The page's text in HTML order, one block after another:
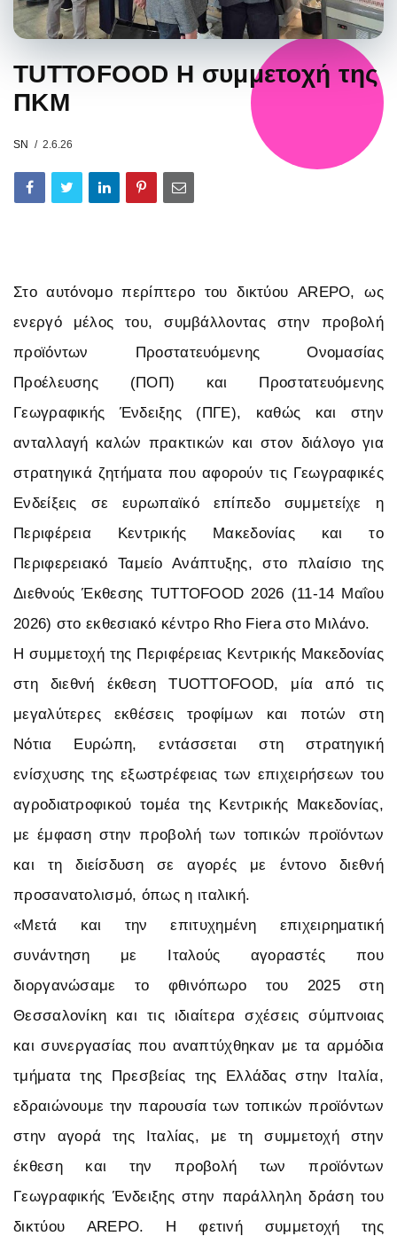
TUTTOFOOD Η συμμετοχή της
ΠΚΜ
SN 2.6.26
Στο αυτόνομο περίπτερο του δικτύου AREPO, ως
ενεργό μέλος του, συμβάλλοντας στην προβολή
προϊόντων Προστατευόμενης Ονομασίας
Προέλευσης (ΠΟΠ) και Προστατευόμενης
Γεωγραφικής Ένδειξης (ΠΓΕ), καθώς και στην
ανταλλαγή καλών πρακτικών και στον διάλογο για
στρατηγικά ζητήματα που αφορούν τις Γεωγραφικές
Ενδείξεις σε ευρωπαϊκό επίπεδο συμμετείχε η
Περιφέρεια Κεντρικής Μακεδονίας και το
Περιφερειακό Ταμείο Ανάπτυξης, στο πλαίσιο της
Διεθνούς Έκθεσης TUTTOFOOD 2026 (11-14 Μαΐου
2026) στο εκθεσιακό κέντρο Rho Fiera στο Μιλάνο.
Η συμμετοχή της Περιφέρειας Κεντρικής Μακεδονίας
στη διεθνή έκθεση TUOTTOFOOD, μία από τις
μεγαλύτερες εκθέσεις τροφίμων και ποτών στη
Νότια Ευρώπη, εντάσσεται στη στρατηγική
ενίσχυσης της εξωστρέφειας των επιχειρήσεων του
αγροδιατροφικού τομέα της Κεντρικής Μακεδονίας,
με έμφαση στην προβολή των τοπικών προϊόντων
και τη διείσδυση σε αγορές με έντονο διεθνή
προσανατολισμό, όπως η ιταλική.
«Μετά και την επιτυχημένη επιχειρηματική
συνάντηση με Ιταλούς αγοραστές που
διοργανώσαμε το φθινόπωρο του 2025 στη
Θεσσαλονίκη και τις ιδιαίτερα σχέσεις σύμπνοιας
και συνεργασίας που αναπτύχθηκαν με τα αρμόδια
τμήματα της Πρεσβείας της Ελλάδας στην Ιταλία,
εδραιώνουμε την παρουσία των τοπικών προϊόντων
στην αγορά της Ιταλίας, με τη συμμετοχή στην
έκθεση και την προβολή των προϊόντων
Γεωγραφικής Ένδειξης στην παράλληλη δράση του
δικτύου AREPO. Η φετινή συμμετοχή της